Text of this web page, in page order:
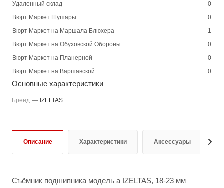
Удаленный склад
0
Вюрт Маркет Шушары
0
Вюрт Маркет на Маршала Блюхера
1
Вюрт Маркет на Обуховской Обороны
0
Вюрт Маркет на Планерной
0
Вюрт Маркет на Варшавской
0
Основные характеристики
Бренд — IZELTAS
Описание Характеристики Аксессуары
Съёмник подшипника модель а IZELTAS, 18-23 мм